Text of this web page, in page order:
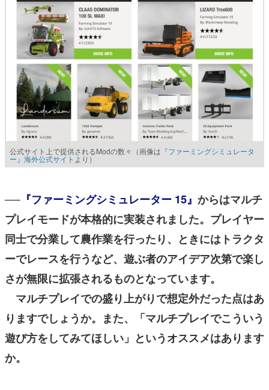
公式サイト上で提供されるModの数々（画像は 『ファーミングシミュレータ
ー』海外公式サイト より）
── 『ファーミングシミュレーター 15』 からはマルチ
プレイモードが本格的に実装されました。プレイヤー
同士で分業して農作業を行ったり、ときにはトラクタ
ーでレースを行うなど、遊ぶ者のアイデア次第で楽し
さが無限に拡張されるものとなっています。
マルチプレイでの盛り上がりで想定外だった点はあ
りますでしょうか。 また、「マルチプレイでこういう
遊び方をしてみてほしい」というオススメはあります
か。